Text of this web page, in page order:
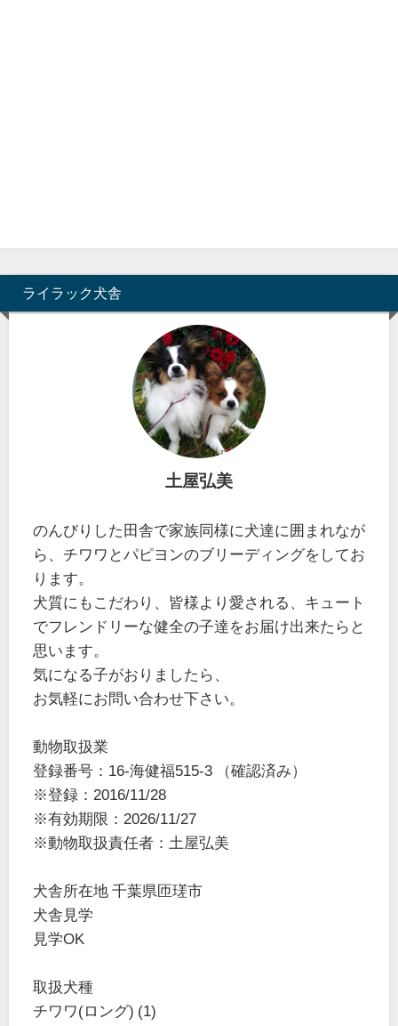
ライラック犬舎
土屋弘美
のんびりした田舎で家族同様に犬達に囲まれなが
ら、チワワとパピヨンのブリーディングをしてお
ります。
犬質にもこだわり、皆様より愛される、キュート
でフレンドリーな健全の子達をお届け出来たらと
思います。
気になる子がおりましたら、
お気軽にお問い合わせ下さい。
動物取扱業
登録番号：16-海健福515-3 （確認済み）
※登録：2016/11/28
※有効期限：2026/11/27
※動物取扱責任者：土屋弘美
犬舎所在地 千葉県匝瑳市
犬舎見学
見学OK
取扱犬種
チワワ(ロング) (1)